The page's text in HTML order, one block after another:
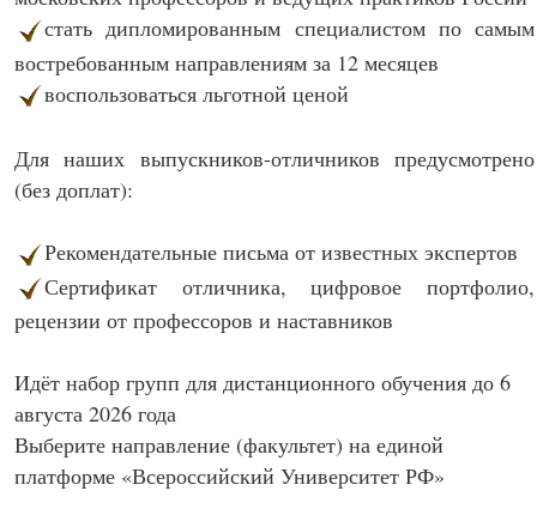
стать дипломированным специалистом по самым
востребованным направлениям за 12 месяцев
воспользоваться льготной ценой
Для наших выпускников-отличников предусмотрено
(без доплат):
Рекомендательные письма от известных экспертов
Сертификат отличника, цифровое портфолио,
рецензии от профессоров и наставников
Идёт набор групп для дистанционного обучения до 6
августа 2026 года
Выберите направление (факультет) на единой
платформе «Всероссийский Университет РФ»